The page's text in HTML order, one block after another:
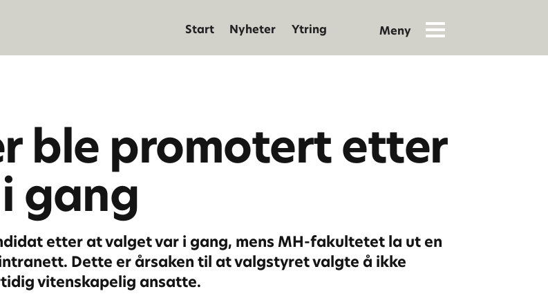
Start Nyheter Ytring
ble promotert etter
gang
etter at valget var i gang, mens MH-fakultetet la ut en
Dette er årsaken til at valgstyret valgte å ikke
vitenskapelig ansatte.